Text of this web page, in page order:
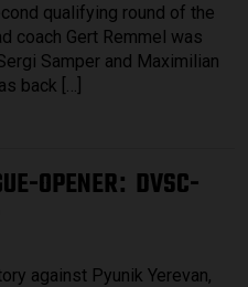
qualifying round of the
coach Gert Remmel was
Samper and Maximilian
back […]
OPENER: DVSC-
against Pyunik Yerevan,